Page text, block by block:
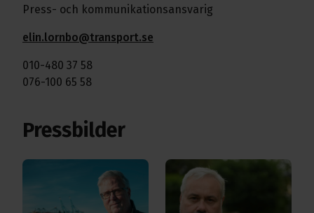
Press- och kommunikationsansvarig
elin.lornbo@transport.se
010-480 37 58
076-100 65 58
Pressbilder